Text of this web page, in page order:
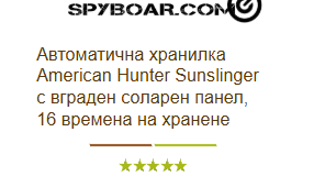
часовници
Видеорегистратори
За подаръци